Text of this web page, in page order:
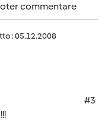
commentare
: 05.12.2008
#3